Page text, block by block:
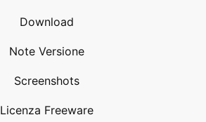
Download
Note Versione
Screenshots
Licenza Freeware